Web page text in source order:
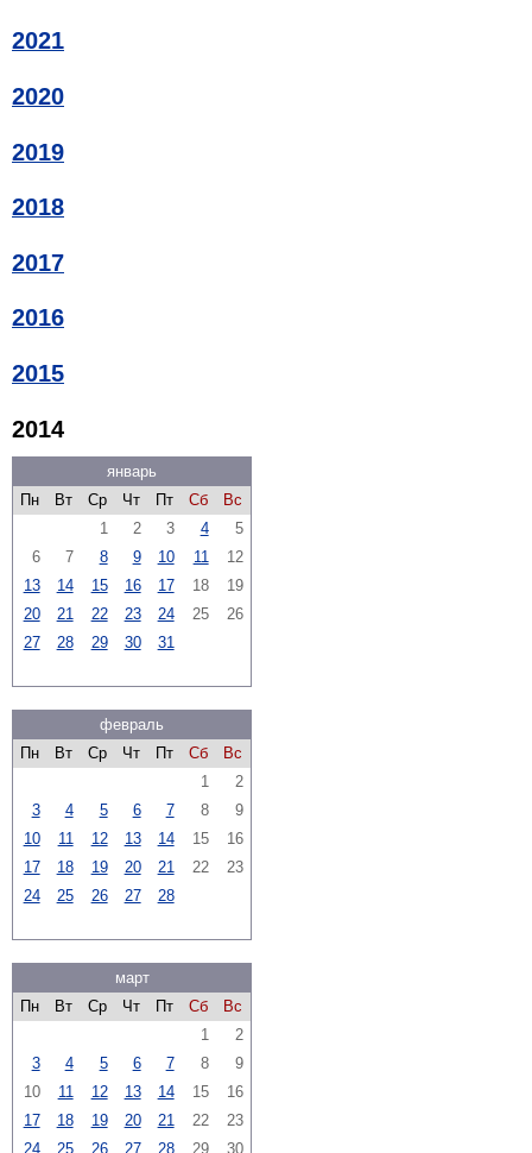
2021
2020
2019
2018
2017
2016
2015
2014
январь
Пн
Вт Ср Чт Пт Сб
Вс
1
2 3 4
5
6
7 8 9 10 11
12
13
14 15 16 17 18
19
20
21 22 23 24 25
26
27
28 29 30 31
февраль
Пн
Вт Ср Чт Пт Сб
Вс
1
2
3
4 5 6 7 8
9
10
11 12 13 14 15
16
17
18 19 20 21 22
23
24
25 26 27 28
март
Пн
Вт Ср Чт Пт Сб
Вс
1
2
3
4 5 6 7 8
9
10
11 12 13 14 15
16
17
18 19 20 21 22
23
24
25 26 27 28 29 30